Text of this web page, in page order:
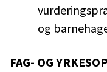
og
FAG- OG